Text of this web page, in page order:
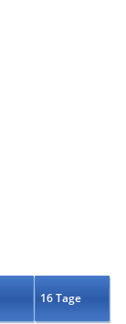
16 Tage